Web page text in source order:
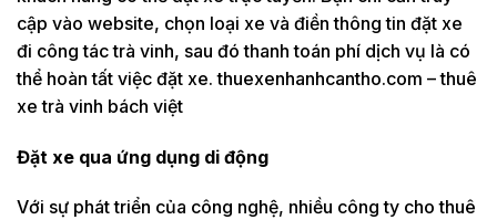
cập vào website, chọn loại xe và điền thông tin đặt xe
đi công tác trà vinh, sau đó thanh toán phí dịch vụ là có
thể hoàn tất việc đặt xe. thuexenhanhcantho.com – thuê
xe trà vinh bách việt
Đặt xe qua ứng dụng di động
Với sự phát triển của công nghệ, nhiều công ty cho thuê